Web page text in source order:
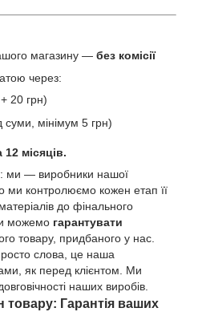
магазину — без комісії
через:
20 грн)
суми, мінімум 5 грн)
12 місяців.
ми — виробники нашої
ми контролюємо кожен етап її
до фінального
можемо гарантувати
товару, придбаного у нас.
слова, це наша
як перед клієнтом. Ми
наших виробів.
товару: Гарантія ваших